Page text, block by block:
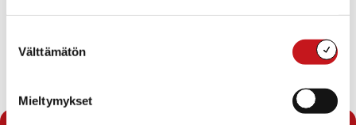
valinta
Välttämätön
Mieltymykset
« Uutishuone